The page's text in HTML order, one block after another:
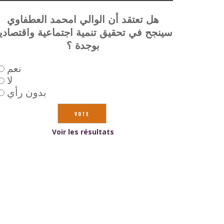
هل تعتقد أن الوالي امحمد العطفاوي
سينجح في تحقيق تنمية اجتماعية
بوجدة ؟
نعم
لا
بدون رأي
Voir les résultats